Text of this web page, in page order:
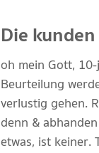
Die
oh mein Gott,
Beurteilung
verlustig gehen.
denn &
etwas, ist keiner.